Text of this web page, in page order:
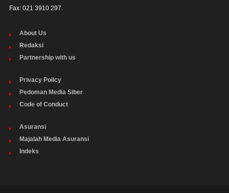
Fax: 021 3910 297.
About Us
Redaksi
Partnership with us
Privacy Policy
Pedoman Media Siber
Code of Conduct
Asuransi
Majalah Media Asuransi
Indeks